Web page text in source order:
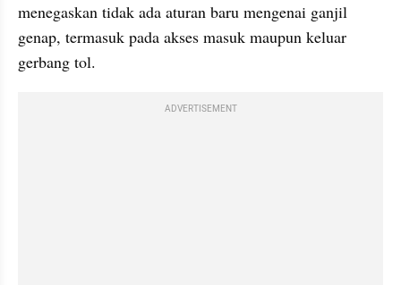
menegaskan tidak ada aturan baru mengenai ganjil
genap, termasuk pada akses masuk maupun keluar
gerbang tol.
ADVERTISEMENT